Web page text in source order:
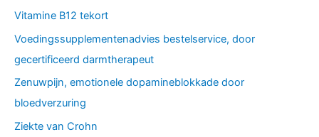
Vitamine B12 tekort
Voedingssupplementenadvies bestelservice, door
gecertificeerd darmtherapeut
Zenuwpijn, emotionele dopamineblokkade door
bloedverzuring
Ziekte van Crohn